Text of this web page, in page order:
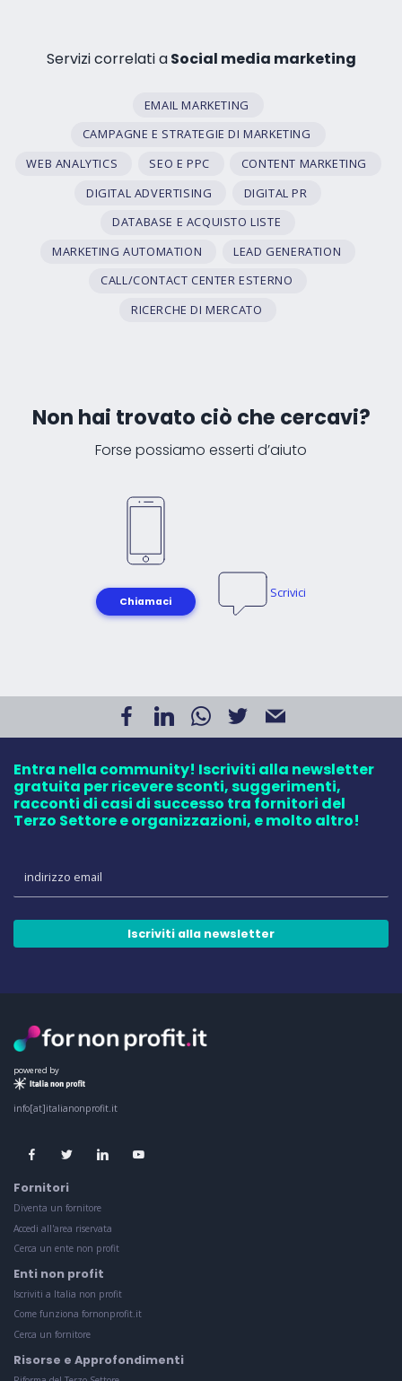
Servizi correlati aSocial media marketing
EMAIL MARKETING
CAMPAGNE E STRATEGIE DI MARKETING
WEB ANALYTICS
SEO E PPC
CONTENT MARKETING
DIGITAL ADVERTISING
DIGITAL PR
DATABASE E ACQUISTO LISTE
MARKETING AUTOMATION
LEAD GENERATION
CALL/CONTACT CENTER ESTERNO
RICERCHE DI MERCATO
Non hai trovato ciò che cercavi?
Forse possiamo esserti d’aiuto
Chiamaci
Scrivici
Entra nella community! Iscriviti alla newsletter
gratuita per ricevere sconti, suggerimenti,
racconti di casi di successo tra fornitori del
Terzo Settore e organizzazioni, e molto altro!
Iscriviti alla newsletter
powered by
info[at]italianonprofit.it
Fornitori
Diventa un fornitore
Accedi all'area riservata
Cerca un ente non profit
Enti non profit
Iscriviti a Italia non profit
Come funziona fornonprofit.it
Cerca un fornitore
Risorse e Approfondimenti